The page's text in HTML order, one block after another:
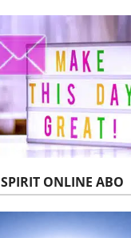
SPIRIT ONLINE ABO